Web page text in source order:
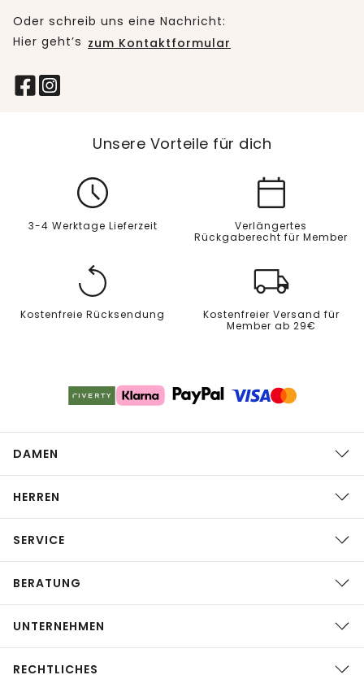
Oder schreib uns eine Nachricht:
Hier geht’s zum Kontaktformular
Unsere Vorteile für dich
3-4 Werktage Lieferzeit
Verlängertes
Rückgaberecht für Member
Kostenfreie Rücksendung
Kostenfreier Versand für
Member ab 29€
DAMEN
HERREN
SERVICE
BERATUNG
UNTERNEHMEN
RECHTLICHES